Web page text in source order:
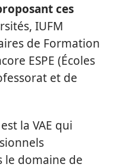
ces
IUFM
de Formation
ESPE (Écoles
et de
la VAE qui
le domaine de